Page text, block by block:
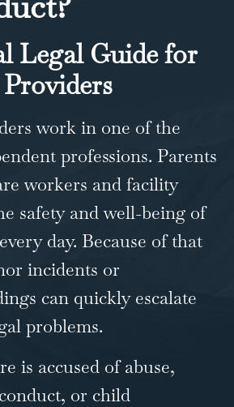
Legal Guide for
work in one of the
professions. Parents
workers and facility
safety and well-being of
day. Because of that
incidents or
can quickly escalate
problems.
is accused of abuse,
or child